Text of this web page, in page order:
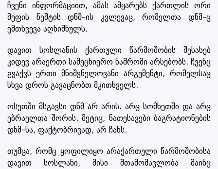
ჩვენი ინფორმაციით, ამას ამყარებს ქართლის ორი
მეფის ნეშტის დნმ-ის კვლევაც, რომელთა დნმ-ც
ემთხვევა აღნიშნულს.
დავით სოსლანის ქართული წარმოშობის შესახებ
კიდევ არაერთი სამეცნიერო ნაშრომი არსებობს. ჩვენც
გვაქვს ერთი მნიშვნელოვანი არგუმენტი, რომელსაც
სხვა დროს გავაცნობთ მკითხველს.
ოსეთში მსგავსი დნმ არ არის. არც სომხეთში და არც
ებრაელთა შორის. მეტიც, ნათესავები ბაგრატიონების
დნმ-სა, ფაქტობრივად, არ ჩანს.
თუმცა, რომც ყოფილიყო არაქართული წარმოშობისა
დავით სოსლანი, მისი შთამომავლობა მაინც